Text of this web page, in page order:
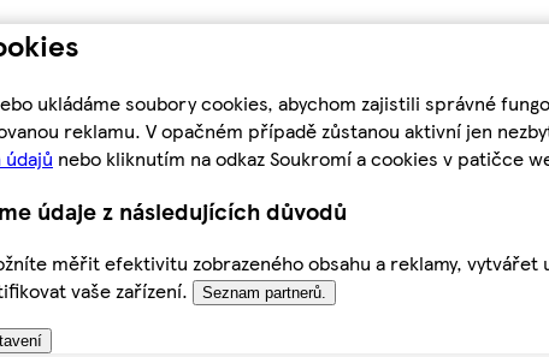
ukládáme soubory cookies, abychom zajistili správné
reklamu. V opačném případě zůstanou aktivní jen
nebo kliknutím na odkaz Soukromí a cookies v patičce
údaje z následujících důvodů
měřit efektivitu zobrazeného obsahu a reklamy,
vaše zařízení.
Seznam partnerů.